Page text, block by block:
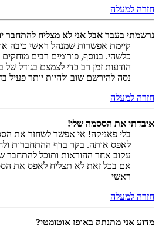
חזרה למעלה
נרשמתי בעבר אבל אני לא מצליח להתחבר
קיימת אפשרות שמנהל ראשי כיבה
כלשהי. בנוסף, פורומים רבים
הודעות זמן רב כדי לצמצם בגודל של
נסה להירשם שוב ולהיות יותר פעיל
חזרה למעלה
איבדתי את הססמה שלי!
בלי פאניקה! אי אפשר לשחזר את
לאפס אותה. בקר בדף ההתחברות
עקוב אחר ההוראות ותוכל להתחבר
אם בכל זאת לא תצליח לאפס את
ראשי
חזרה למעלה
מדוע אני מתנתק באופן אוטומטי?